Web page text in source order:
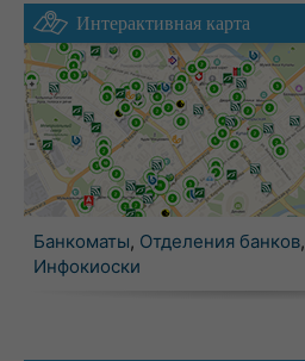
Интерактивная карта
Банкоматы, Отделения банков,
Инфокиоски